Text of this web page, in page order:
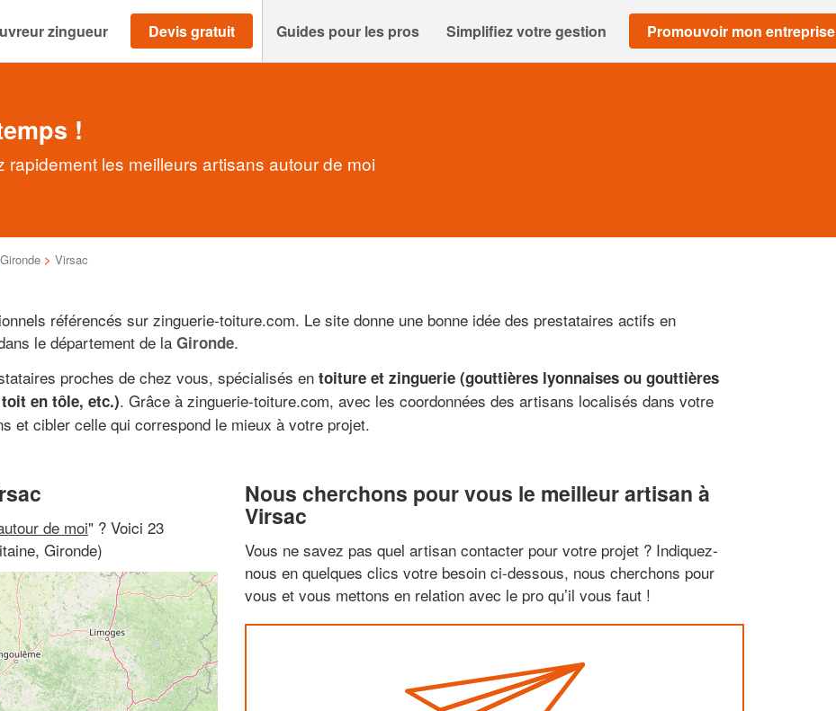
zingueur Devis gratuit Guides pour les pros Simplifiez votre gestion Promouvoir mon entreprise
!
les meilleurs artisans autour de moi
Gironde > Virsac
référencés sur zinguerie-toiture.com. Le site donne une bonne idée des prestataires actifs en
le département de la Gironde.
proches de chez vous, spécialisés en toiture et zinguerie (gouttières lyonnaises ou gouttières
en tôle, etc.). Grâce à zinguerie-toiture.com, avec les coordonnées des artisans localisés dans votre
et cibler celle qui correspond le mieux à votre projet.
de moi" ? Voici 23
Gironde)
Nous cherchons pour vous le meilleur artisan à
Virsac
Vous ne savez pas quel artisan contacter pour votre projet ? Indiquez-
nous en quelques clics votre besoin ci-dessous, nous cherchons pour
vous et vous mettons en relation avec le pro qu’il vous faut !